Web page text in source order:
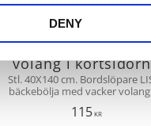
DENY
Bordslöpare LISA
mörkgrön och beige
rutig bäckebölja
volang i
Stl. 40X140 cm. Bordslöpare
bäckebölja med vacker
rutmönster i lantlig stil
115KR